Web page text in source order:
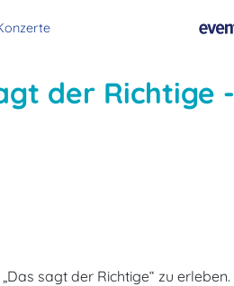
der Richtige -
sagt der Richtige“ zu erleben.